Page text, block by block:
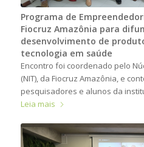
Programa de
Fiocruz Amazônia para
desenvolvimento de
tecnologia em saúde
Encontro foi coordenado pelo
(NIT), da Fiocruz Amazônia, e
pesquisadores e alunos da
Leia mais